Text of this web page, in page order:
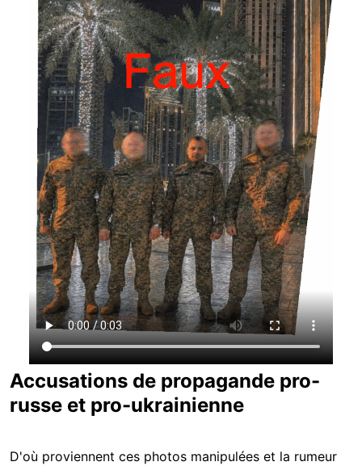
Accusations de propagande pro-
russe et pro-ukrainienne
D'où proviennent ces photos manipulées et la rumeur